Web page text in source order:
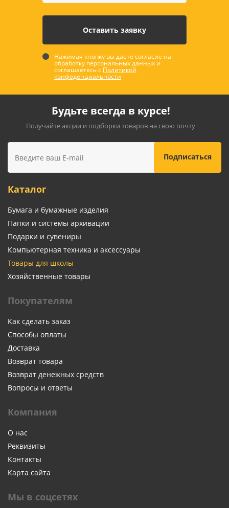
Нажимая кнопку вы даете согласие на
обработку персональных данных и
соглашаетесь с Политикой
конфеденциальности
Будьте всегда в курсе!
Получайте акции и подборки товаров на свою почту
Каталог
Бумага и бумажные изделия
Папки и системы архивации
Подарки и сувениры
Компьютерная техника и аксессуары
Товары для школы
Хозяйственные товары
Покупателям
Как сделать заказ
Способы оплаты
Доставка
Возврат товара
Возврат денежных средств
Вопросы и ответы
Компания
О нас
Реквизиты
Контакты
Карта сайта
Мы в соцсетях